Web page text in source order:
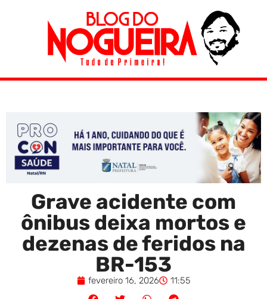
Grave acidente com
ônibus deixa mortos e
dezenas de feridos na
BR-153
fevereiro 16, 2026 11:55